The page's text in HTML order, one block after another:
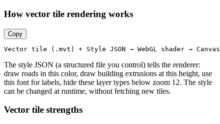
How vector tile rendering works
Copy
Vector tile (. mvt ) + Style JSON → WebGL shader → Canvas
The style JSON (a structured file you control) tells the renderer:
draw roads in this color, draw building extrusions at this height, use
this font for labels, hide these layer types below zoom 12. The style
can be changed at runtime, without fetching new tiles.
Vector tile strengths